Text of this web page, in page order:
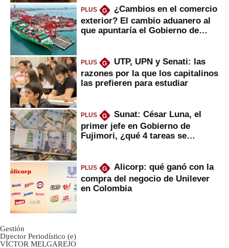
PLUS G
¿Cambios en el comercio
exterior? El cambio aduanero al
que apuntaría el Gobierno de
PLUS G
UTP, UPN y Senati: las
razones por la que los capitalinos
las prefieren para estudiar
PLUS G
Sunat: César Luna, el
primer jefe en Gobierno de
Fujimori, ¿qué 4 tareas se
PLUS G
Alicorp: qué ganó con la
compra del negocio de Unilever
en Colombia
Gestión
Director Periodístico (e)
VÍCTOR MELGAREJO